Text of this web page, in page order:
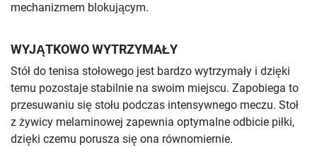
mechanizmem blokującym.
WYJĄTKOWO WYTRZYMAŁY
Stół do tenisa stołowego jest bardzo wytrzymały i dzięki
temu pozostaje stabilnie na swoim miejscu. Zapobiega to
przesuwaniu się stołu podczas intensywnego meczu. Stoł
z żywicy melaminowej zapewnia optymalne odbicie piłki,
dzięki czemu porusza się ona równomiernie.